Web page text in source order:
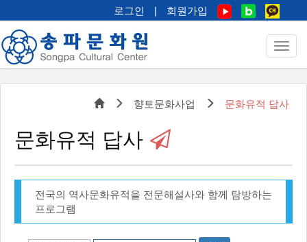
로그인 | 회원가입
향토문화사업 문화유적 답사
문화유적 답사
전국의 역사문화유적을 전문해설사와 함께 탐방하는
프로그램